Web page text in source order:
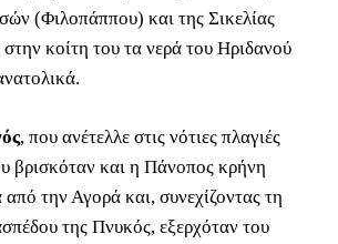
(Φιλοπάππου) και της Σικελίας
κοίτη του τα νερά του Ηριδανού
, που ανέτελλε στις νότιες πλαγιές
βρισκόταν και η Πάνοπος κρήνη
την Αγορά και, συνεχίζοντας τη
της Πνυκός, εξερχόταν του